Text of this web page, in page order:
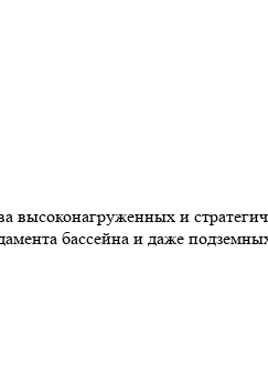
высоконагруженных и
бассейна и даже